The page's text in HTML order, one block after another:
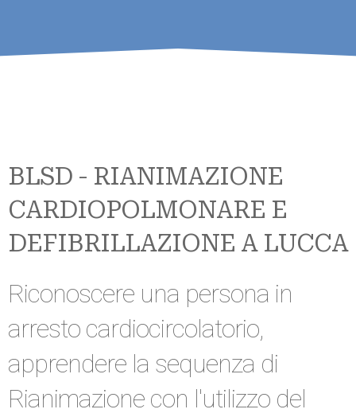
BLSD - RIANIMAZIONE
CARDIOPOLMONARE E
DEFIBRILLAZIONE A LUCCA
Riconoscere una persona in
arresto cardiocircolatorio,
apprendere la sequenza di
Rianimazione con l'utilizzo del